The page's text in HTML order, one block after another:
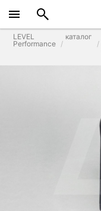
LEVEL
Performance
каталог